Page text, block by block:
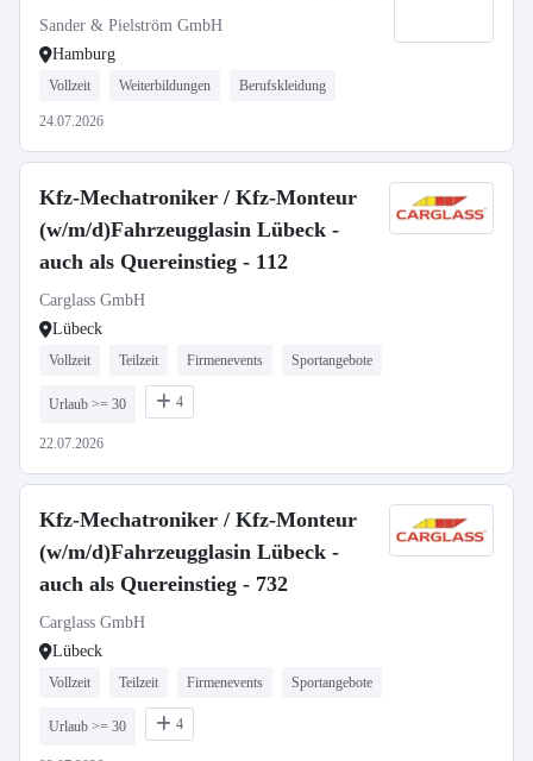
Sander & Pielström GmbH
Hamburg
Vollzeit Weiterbildungen Berufskleidung
24.07.2026
Kfz-Mechatroniker / Kfz-Monteur
(w/m/d)Fahrzeugglasin Lübeck -
auch als Quereinstieg - 112
Carglass GmbH
Lübeck
Vollzeit Teilzeit Firmenevents Sportangebote
Urlaub >= 30 4
22.07.2026
Kfz-Mechatroniker / Kfz-Monteur
(w/m/d)Fahrzeugglasin Lübeck -
auch als Quereinstieg - 732
Carglass GmbH
Lübeck
Vollzeit Teilzeit Firmenevents Sportangebote
Urlaub >= 30 4